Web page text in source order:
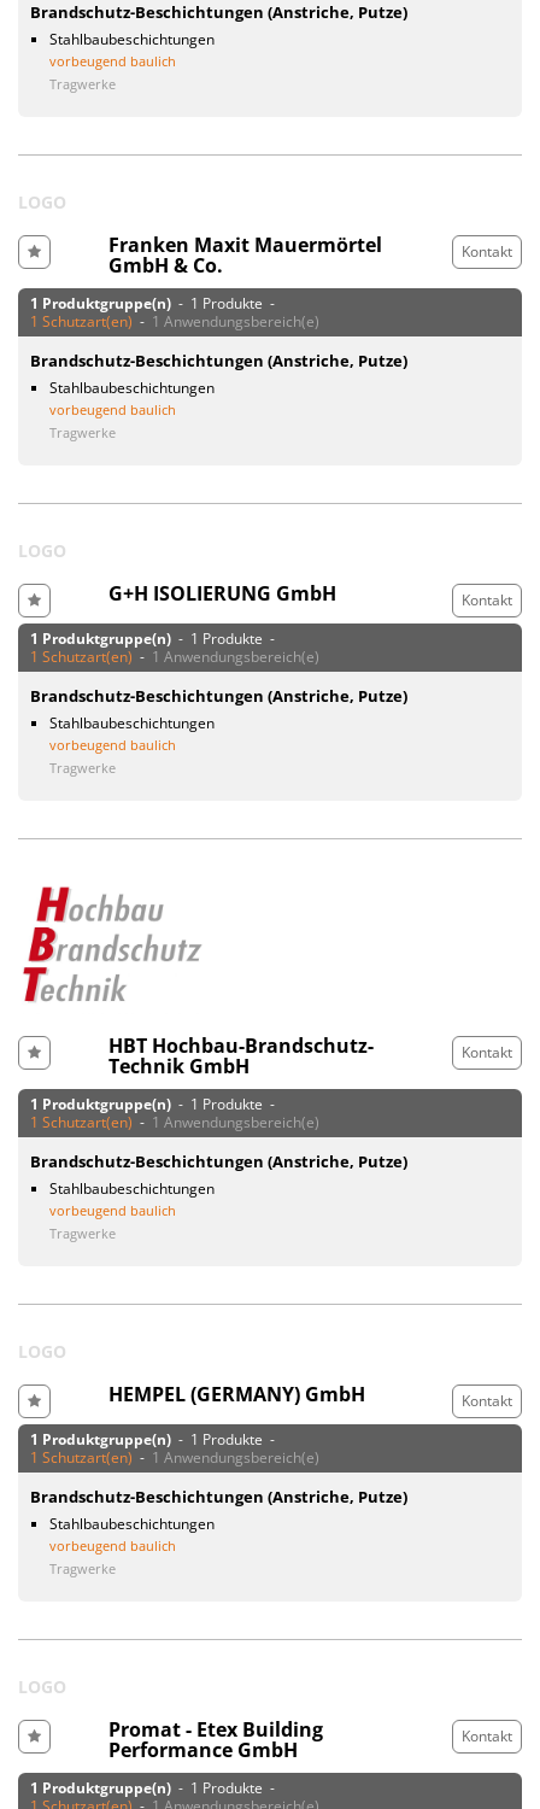
Brandschutz-Beschichtungen (Anstriche, Putze)
Stahlbaubeschichtungen
vorbeugend baulich
Tragwerke
LOGO
Franken Maxit Mauermörtel
GmbH & Co.
Kontakt
1 Produktgruppe(n) - 1 Produkte -
1 Schutzart(en) - 1 Anwendungsbereich(e)
Brandschutz-Beschichtungen (Anstriche, Putze)
Stahlbaubeschichtungen
vorbeugend baulich
Tragwerke
LOGO
G+H ISOLIERUNG GmbH
Kontakt
1 Produktgruppe(n) - 1 Produkte -
1 Schutzart(en) - 1 Anwendungsbereich(e)
Brandschutz-Beschichtungen (Anstriche, Putze)
Stahlbaubeschichtungen
vorbeugend baulich
Tragwerke
HBT Hochbau-Brandschutz-
Technik GmbH
Kontakt
1 Produktgruppe(n) - 1 Produkte -
1 Schutzart(en) - 1 Anwendungsbereich(e)
Brandschutz-Beschichtungen (Anstriche, Putze)
Stahlbaubeschichtungen
vorbeugend baulich
Tragwerke
LOGO
HEMPEL (GERMANY) GmbH
Kontakt
1 Produktgruppe(n) - 1 Produkte -
1 Schutzart(en) - 1 Anwendungsbereich(e)
Brandschutz-Beschichtungen (Anstriche, Putze)
Stahlbaubeschichtungen
vorbeugend baulich
Tragwerke
LOGO
Promat - Etex Building
Performance GmbH
Kontakt
1 Produktgruppe(n) - 1 Produkte -